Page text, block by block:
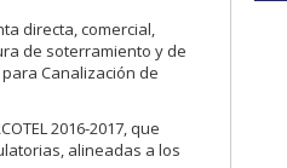
directa, comercial,
de soterramiento y de
Canalización de
2016-2017, que
alineadas a los